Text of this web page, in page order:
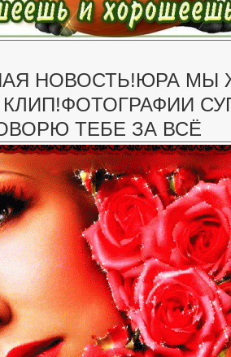
НОВОСТЬ!ЮРА МЫ
ТЕБЕ ЗА ВСЁ